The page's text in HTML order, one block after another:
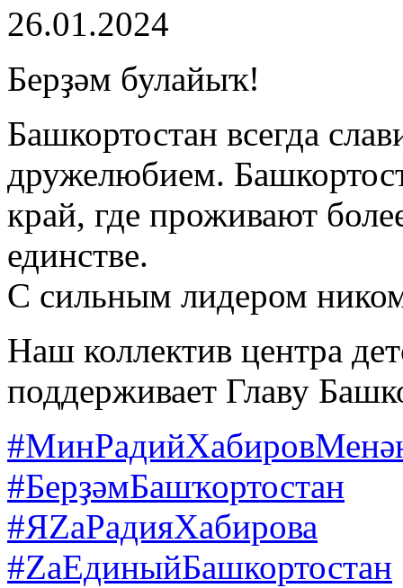
26.01.2024
Берҙәм булайыҡ!
Башкортостан всегда
дружелюбием.
край, где проживают
единстве.
С сильным лидером
Наш коллектив центра
поддерживает Главу
#БерҙәмБашҡортостан
#ЯZаРадияХабирова
#ZаЕдиныйБашкортостан